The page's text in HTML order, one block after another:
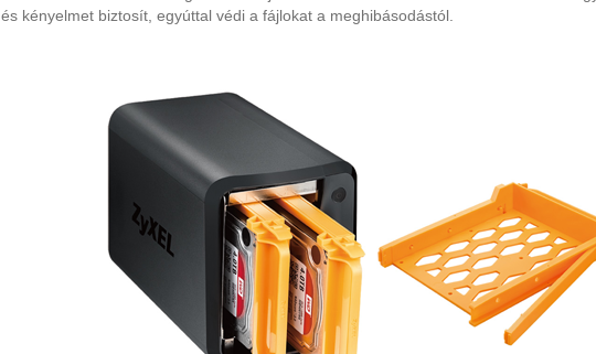
és kényelmet biztosít, egyúttal védi a fájlokat a meghibásodástól.